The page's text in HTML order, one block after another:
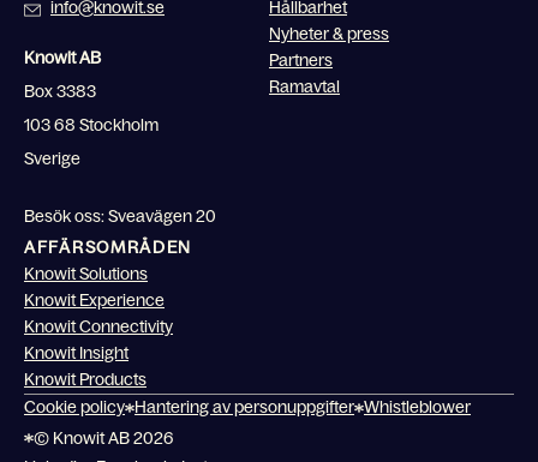
info@knowit.se
Knowit AB
Box 3383
103 68 Stockholm
Sverige
Besök oss: Sveavägen 20
Hållbarhet
Nyheter & press
Partners
Ramavtal
AFFÄRSOMRÅDEN
Knowit Solutions
Knowit Experience
Knowit Connectivity
Knowit Insight
Knowit Products
Cookie policy Hantering av personuppgifter Whistleblower
© Knowit AB 2026